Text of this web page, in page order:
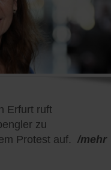
Erfurt ruft
zu
Protest auf. /mehr